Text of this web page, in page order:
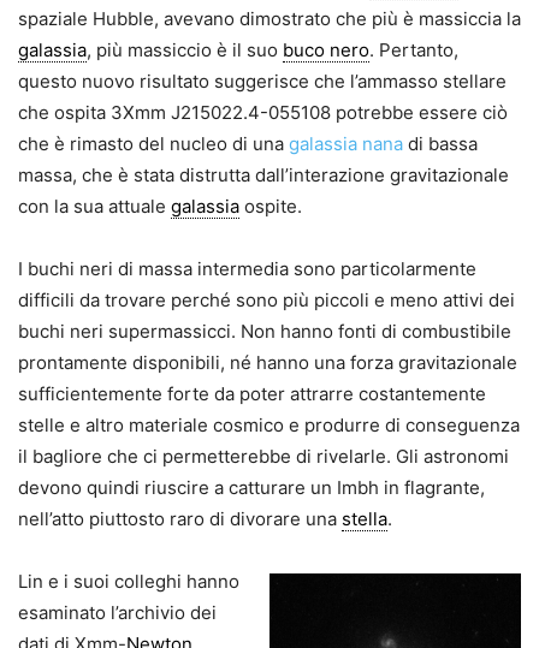
spaziale Hubble, avevano dimostrato che più è massiccia la
galassia, più massiccio è il suo buco nero. Pertanto,
questo nuovo risultato suggerisce che l’ammasso stellare
che ospita 3Xmm J215022.4-055108 potrebbe essere ciò
che è rimasto del nucleo di una galassia nana di bassa
massa, che è stata distrutta dall’interazione gravitazionale
con la sua attuale galassia ospite.
I buchi neri di massa intermedia sono particolarmente
difficili da trovare perché sono più piccoli e meno attivi dei
buchi neri supermassicci. Non hanno fonti di combustibile
prontamente disponibili, né hanno una forza gravitazionale
sufficientemente forte da poter attrarre costantemente
stelle e altro materiale cosmico e produrre di conseguenza
il bagliore che ci permetterebbe di rivelarle. Gli astronomi
devono quindi riuscire a catturare un Imbh in flagrante,
nell’atto piuttosto raro di divorare una stella.
Lin e i suoi colleghi hanno
esaminato l’archivio dei